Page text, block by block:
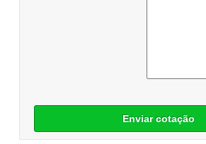
Enviar cotação